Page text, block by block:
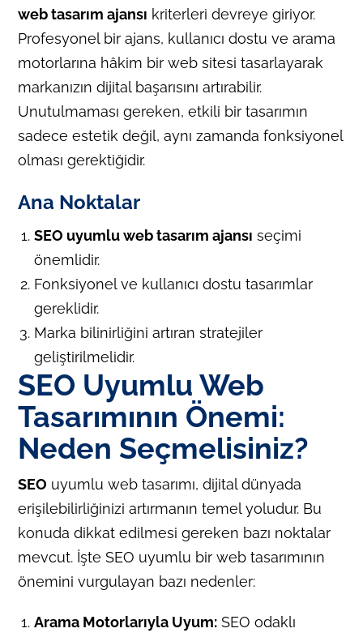
web tasarım ajansı kriterleri devreye giriyor.
Profesyonel bir ajans, kullanıcı dostu ve arama
motorlarına hâkim bir web sitesi tasarlayarak
markanızın dijital başarısını artırabilir.
Unutulmaması gereken, etkili bir tasarımın
sadece estetik değil, aynı zamanda fonksiyonel
olması gerektiğidir.
Ana Noktalar
SEO uyumlu web tasarım ajansı seçimi
önemlidir.
Fonksiyonel ve kullanıcı dostu tasarımlar
gereklidir.
Marka bilinirliğini artıran stratejiler
geliştirilmelidir.
SEO Uyumlu Web
Tasarımının Önemi:
Neden Seçmelisiniz?
SEO uyumlu web tasarımı, dijital dünyada
erişilebilirliğinizi artırmanın temel yoludur. Bu
konuda dikkat edilmesi gereken bazı noktalar
mevcut. İşte SEO uyumlu bir web tasarımının
önemini vurgulayan bazı nedenler:
Arama Motorlarıyla Uyum: SEO odaklı